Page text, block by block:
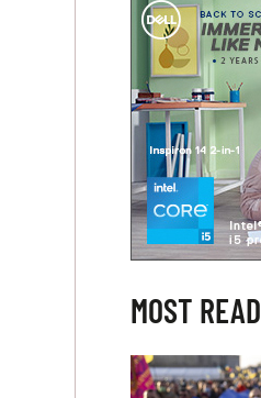
MOST READ